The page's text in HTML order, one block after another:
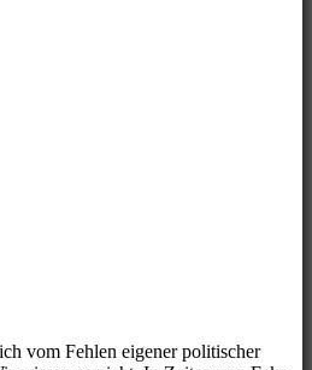
vom Fehlen eigener politischer